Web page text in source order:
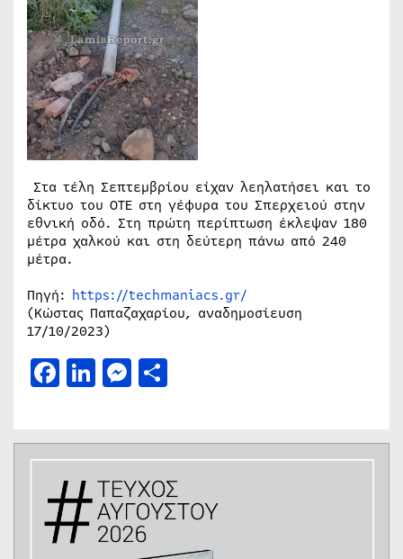
Στα τέλη Σεπτεμβρίου είχαν λεηλατήσει και το
δίκτυο του ΟΤΕ στη γέφυρα του Σπερχειού στην
εθνική οδό. Στη πρώτη περίπτωση έκλεψαν 180
μέτρα χαλκού και στη δεύτερη πάνω από 240
μέτρα.
Πηγή: https://techmaniacs.gr/
(Κώστας Παπαζαχαρίου, αναδημοσίευση
17/10/2023)
Facebook
LinkedIn
Messenger